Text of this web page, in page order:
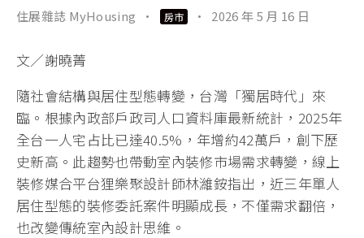
住展雜誌 MyHousing · 房市 · 2026 年 5 月 16 日
文／謝曉菁
隨社會結構與居住型態轉變，台灣「獨居時代」來
臨。根據內政部戶政司人口資料庫最新統計，2025年
全台一人宅占比已達40.5%，年增約42萬戶，創下歷
史新高。此趨勢也帶動室內裝修市場需求轉變，線上
裝修媒合平台狸樂聚設計師林濰銨指出，近三年單人
居住型態的裝修委託案件明顯成長，不僅需求翻倍，
也改變傳統室內設計思維。